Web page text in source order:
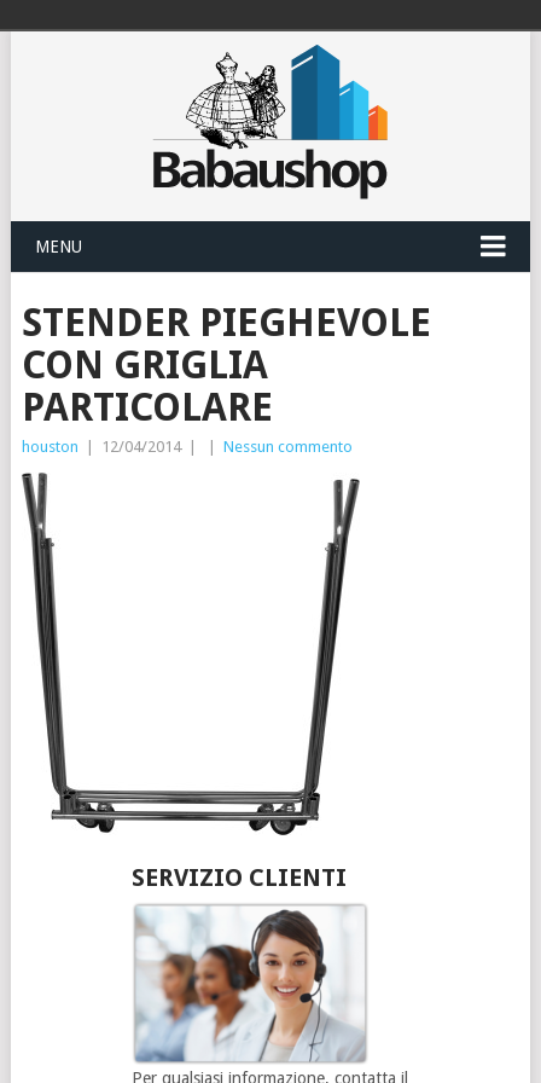
MENU
STENDER PIEGHEVOLE
CON GRIGLIA
PARTICOLARE
houston 12/04/2014 Nessun commento
SERVIZIO CLIENTI
Per qualsiasi informazione, contatta il